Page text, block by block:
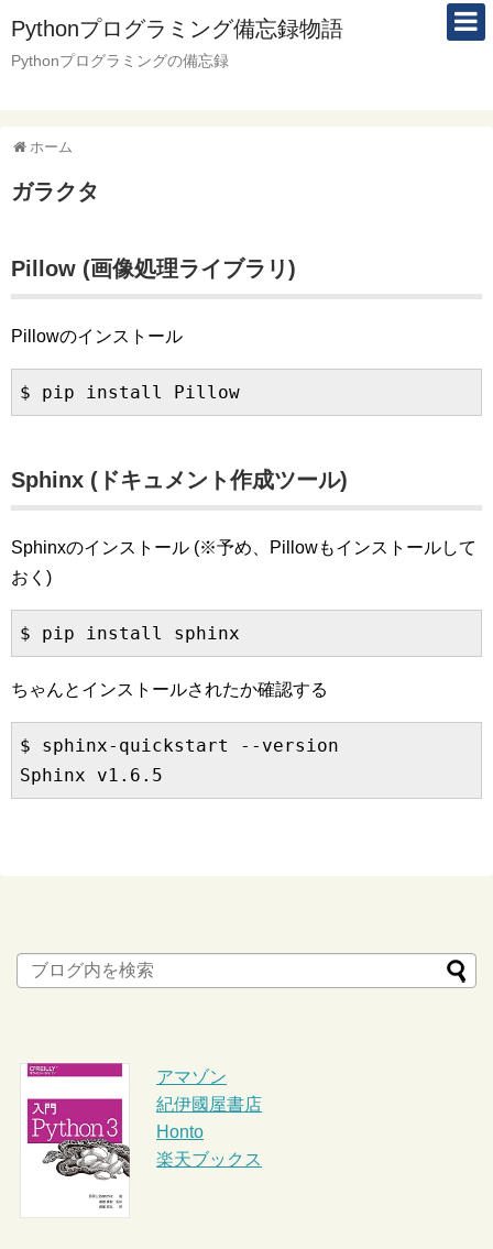
Pythonプログラミング備忘録物語
Pythonプログラミングの備忘録
ホーム
ガラクタ
Pillow (画像処理ライブラリ)
Pillowのインストール
Sphinx (ドキュメント作成ツール)
Sphinxのインストール (※予め、Pillowもインストールして
おく)
ちゃんとインストールされたか確認する
$ sphinx-quickstart --version
アマゾン
紀伊國屋書店
Honto
楽天ブックス